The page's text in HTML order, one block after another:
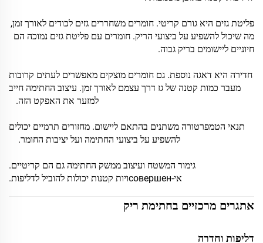
פליטת גזים היא גורם קריטי. חומרים משחררים גזים לכודים לאורך זמן,
מה שיכול להשפיע על ביצועי הריק. חומרים עם פליטת גזים נמוכה הם
חיוניים ליישומים בריק גבוה.
חדירה היא דאגה נוספת. גם חומרים מוצקים מאפשרים לעתים קרובות
מעבר כמות קטנה של גז דרך עצמם לאורך זמן. עיצוב החתימה חייב
למזער את האפקט הזה.
תנאי הטמפרטורה משתנים בהתאם ליישום. מחזורים תרמיים יכולים
להשפיע על ביצועי החתימה ועל יציבות החומר.
גימור המשטח ועיצוב ממשק החתימה גם הם קריטיים.
אי-совершенויות קטנות יכולות להוביל לדליפות.
אתגרים מרכזיים בחתימת ריק
דליפות וחדרה